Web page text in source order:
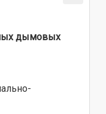
дымовых